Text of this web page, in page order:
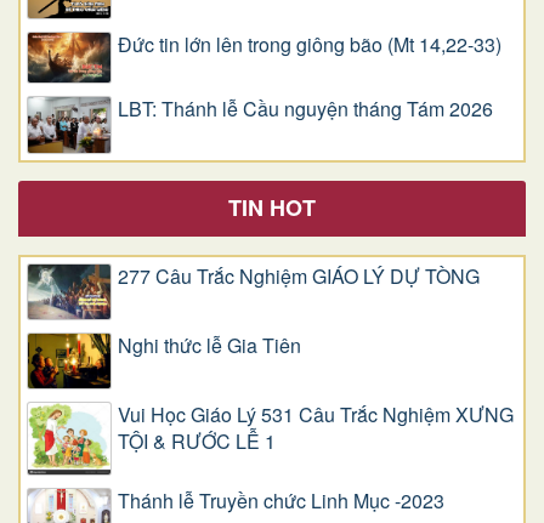
Đức tin lớn lên trong giông bão (Mt 14,22-33)
LBT: Thánh lễ Cầu nguyện tháng Tám 2026
TIN HOT
277 Câu Trắc Nghiệm GIÁO LÝ DỰ TÒNG
Nghi thức lễ Gia Tiên
Vui Học Giáo Lý 531 Câu Trắc Nghiệm XƯNG
TỘI & RƯỚC LỄ 1
Thánh lễ Truyền chức Linh Mục -2023